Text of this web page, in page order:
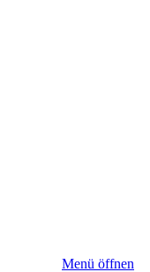
Menü öffnen